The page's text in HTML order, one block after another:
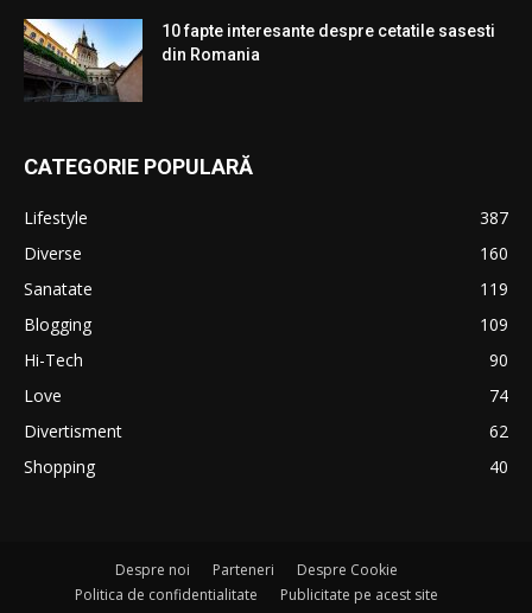
10 fapte interesante despre cetatile sasesti
din Romania
CATEGORIE POPULARĂ
Lifestyle
387
Diverse
160
Sanatate
119
Blogging
109
Hi-Tech
90
Love
74
Divertisment
62
Shopping
40
Despre noi Parteneri
Despre Cookie
Politica de confidentialitate
Publicitate pe acest site